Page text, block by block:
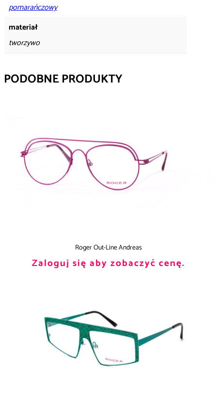
pomarańczowy
materiał
tworzywo
PODOBNE PRODUKTY
Roger Out-Line Andreas
Zaloguj się aby zobaczyć cenę.